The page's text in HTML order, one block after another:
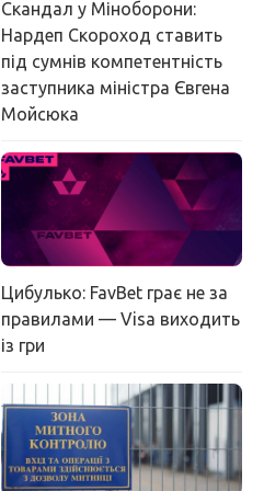
Скандал у Міноборони:
Нардеп Скороход ставить
під сумнів компетентність
заступника міністра Євгена
Мойсюка
Цибулько: FavBet грає не за
правилами — Visa виходить
із гри